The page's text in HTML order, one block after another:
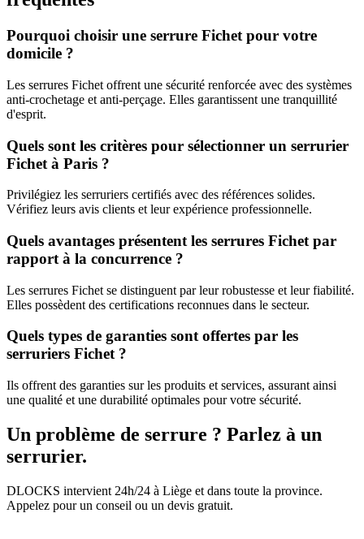
Pourquoi choisir une serrure Fichet pour votre
domicile ?
Les serrures Fichet offrent une sécurité renforcée avec des systèmes
anti-crochetage et anti-perçage. Elles garantissent une tranquillité
d'esprit.
Quels sont les critères pour sélectionner un serrurier
Fichet à Paris ?
Privilégiez les serruriers certifiés avec des références solides.
Vérifiez leurs avis clients et leur expérience professionnelle.
Quels avantages présentent les serrures Fichet par
rapport à la concurrence ?
Les serrures Fichet se distinguent par leur robustesse et leur fiabilité.
Elles possèdent des certifications reconnues dans le secteur.
Quels types de garanties sont offertes par les
serruriers Fichet ?
Ils offrent des garanties sur les produits et services, assurant ainsi
une qualité et une durabilité optimales pour votre sécurité.
Un problème de serrure ? Parlez à un
serrurier.
DLOCKS intervient 24h/24 à Liège et dans toute la province.
Appelez pour un conseil ou un devis gratuit.